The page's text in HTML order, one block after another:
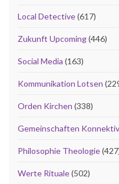
Local Detective(617)
Zukunft Upcoming(446)
Social Media (163)
Kommunikation Lotsen
Orden Kirchen (338)
Gemeinschaften
Philosophie Theologie
Werte Rituale(502)